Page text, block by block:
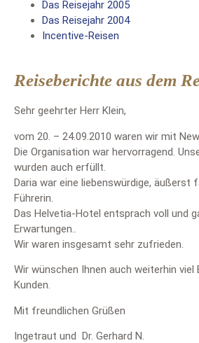
Das Reisejahr 2005
Das Reisejahr 2004
Incentive-Reisen
Reiseberichte aus dem
Sehr geehrter Herr Klein,
vom 20. – 24.09.2010 waren wir mit
Die Organisation war hervorragend.
wurden auch erfüllt.
Daria war eine liebenswürdige, äußerst
Führerin.
Das Helvetia-Hotel entsprach voll und
Erwartungen..
Wir waren insgesamt sehr zufrieden.
Wir wünschen Ihnen auch weiterhin
Kunden.
Mit freundlichen Grüßen
Ingetraut und Dr. Gerhard N.